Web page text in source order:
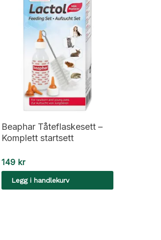
Beaphar Tåteflaskesett –
Komplett startsett
149 kr
Legg i handlekurv